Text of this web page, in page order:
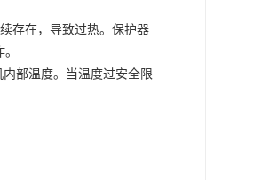
存在，导致过热。保护器
部温度。当温度过安全限